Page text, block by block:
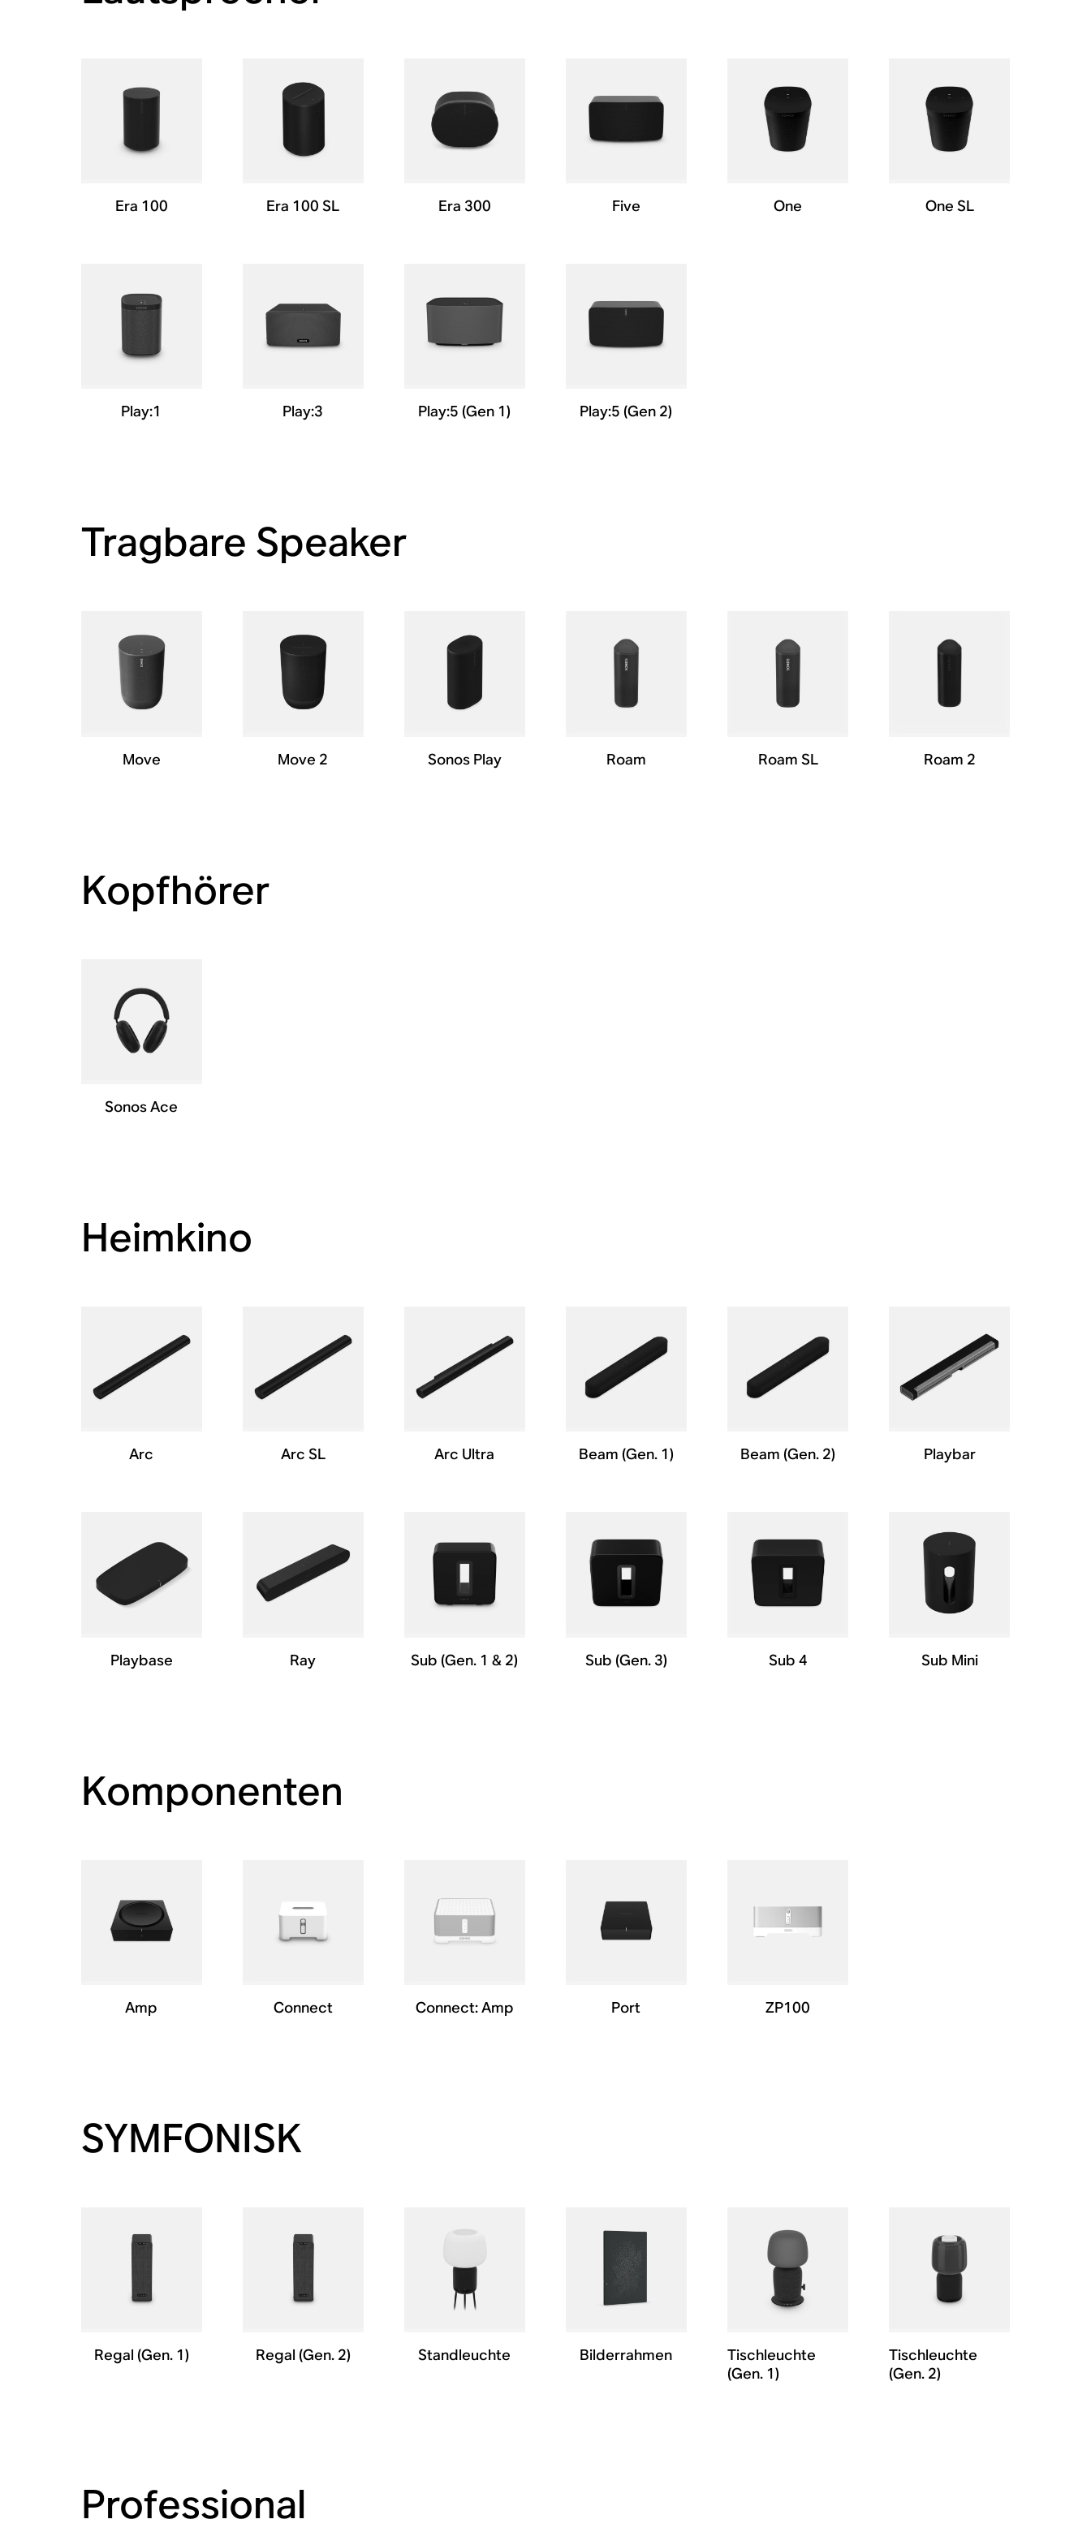
Era 100 Era 100 SL Era 300 Five One One SL
Play:1 Play:3 Play:5 (Gen 1) Play:5 (Gen 2)
Tragbare Speaker
Move Move 2 Sonos Play Roam Roam SL Roam 2
Kopfhörer
Sonos Ace
Heimkino
Arc Arc SL Arc Ultra Beam (Gen. 1) Beam (Gen. 2) Playbar
Playbase Ray Sub (Gen. 1 & 2) Sub (Gen. 3) Sub 4 Sub Mini
Komponenten
Amp Connect Connect: Amp Port ZP100
SYMFONISK
Regal (Gen. 1) Regal (Gen. 2) Standleuchte Bilderrahmen
Tischleuchte
(Gen. 1)
Tischleuchte
(Gen. 2)
Professional